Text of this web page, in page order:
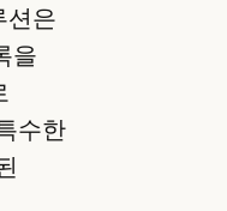
션은
을
수한